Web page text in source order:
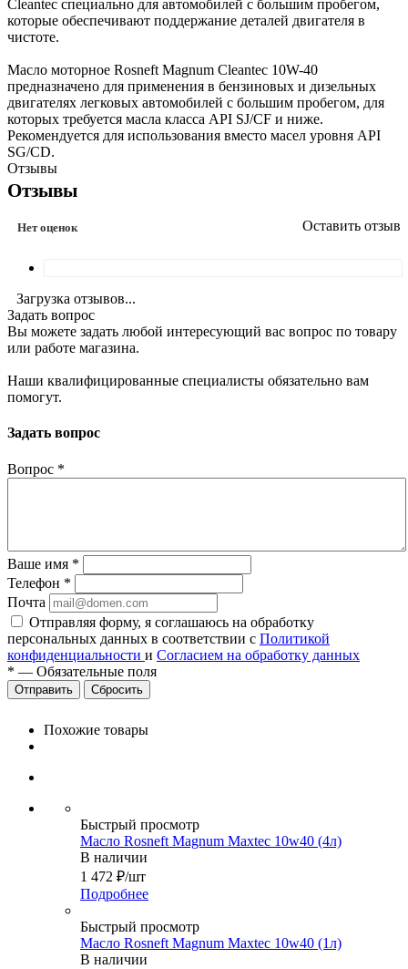
Cleantec специально для автомобилей с большим пробегом,
которые обеспечивают поддержание деталей двигателя в
чистоте.
Масло моторное Rosneft Magnum Cleantec 10W-40
предназначено для применения в бензиновых и дизельных
двигателях легковых автомобилей с большим пробегом, для
которых требуется масла класса API SJ/CF и ниже.
Рекомендуется для использования вместо масел уровня API
SG/CD.
Отзывы
Отзывы
Нет оценок Оставить отзыв
Загрузка отзывов...
Задать вопрос
Вы можете задать любой интересующий вас вопрос по товару
или работе магазина.
Наши квалифицированные специалисты обязательно вам
помогут.
Задать вопрос
Вопрос *
Ваше имя *
Телефон *
Почта
Отправляя форму, я соглашаюсь на обработку
персональных данных в соответствии с Политикой
конфиденциальности и Согласием на обработку данных
* — Обязательные поля
Сбросить
Похожие товары
Быстрый просмотр
Масло Rosneft Magnum Maxtec 10w40 (4л)
В наличии
1 472 ₽/шт
Подробнее
Быстрый просмотр
Масло Rosneft Magnum Maxtec 10w40 (1л)
В наличии